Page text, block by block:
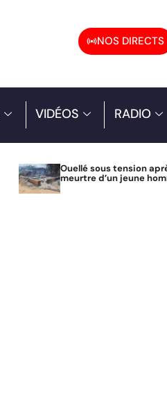
NOS DIRECTS
VIDÉOS RADIO
Ouellé sous tension
meurtre d’un jeune